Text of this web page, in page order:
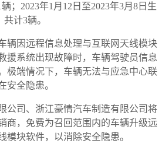
；2023年1月12日至2023年3月8日生
计3辆。
辆因远程信息处理与互联网天线模块
援系统出现故障时，车辆驾驶员信息
极端情况下，车辆无法与应急中心联
安全隐患。
公司、浙江豪情汽车制造有限公司将
商，免费为召回范围内的车辆升级远
模块软件，以消除安全隐患。